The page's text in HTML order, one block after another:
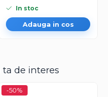
In stoc
Adauga in cos
de interes
-50%